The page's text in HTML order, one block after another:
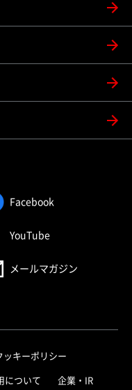
開く）
Facebook（別ウィンドウ
）YouTube（別ウィンドウで
メールマガジン
ウで開く）
ッキーポリシー
について 企業・IR（別ウィ